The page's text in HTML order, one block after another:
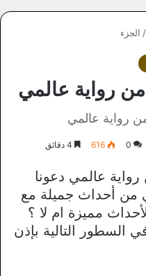
/ الجزء
رواية عالمي
رواية عالمي
0
616
عالمي دعونا
من أحداث جميلة مع
مميزة ام لا ؟
السطور التالية بإذن